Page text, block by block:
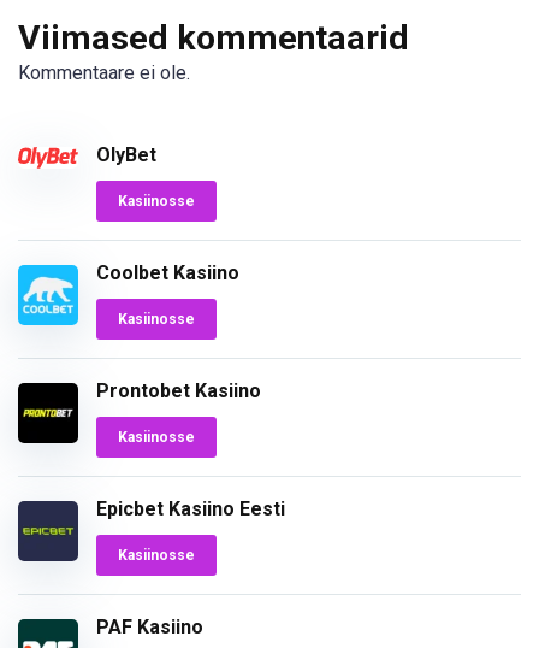
Viimased kommentaarid
Kommentaare ei ole.
OlyBet
Kasiinosse
Coolbet Kasiino
Kasiinosse
Prontobet Kasiino
Kasiinosse
Epicbet Kasiino Eesti
Kasiinosse
PAF Kasiino